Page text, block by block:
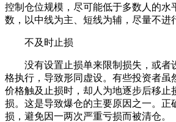
控制仓位规模，尽可能低于多数人的水
数，以中线为主、短线为辅，尽量不进
不及时止损
没有设置止损单来限制损失，或者
格执行，导致形同虚设。有些投资者虽
价格触及止损时，却人为地逐步后移止
损。这是导致爆仓的主要原因之一。正
损，避免因一两次严重亏损而被清仓。